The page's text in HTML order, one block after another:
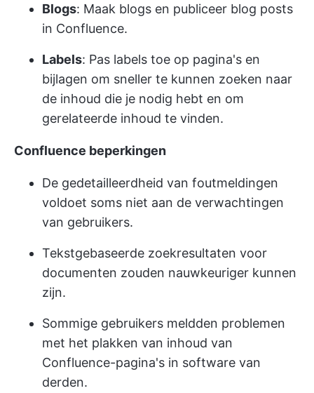
Blogs: Maak blogs en publiceer blog posts
in Confluence.
Labels: Pas labels toe op pagina's en
bijlagen om sneller te kunnen zoeken naar
de inhoud die je nodig hebt en om
gerelateerde inhoud te vinden.
Confluence beperkingen
De gedetailleerdheid van foutmeldingen
voldoet soms niet aan de verwachtingen
van gebruikers.
Tekstgebaseerde zoekresultaten voor
documenten zouden nauwkeuriger kunnen
zijn.
Sommige gebruikers meldden problemen
met het plakken van inhoud van
Confluence-pagina's in software van
derden.